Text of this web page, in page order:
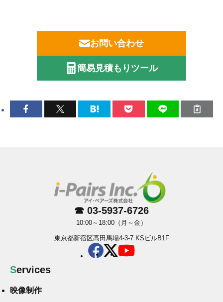
お問い合わせ
簡易見積もりツール
☎ 03-5937-6726
10:00～18:00（月～金）
東京都新宿区高田馬場4-3-7 KSビルB1F
Services
映像制作